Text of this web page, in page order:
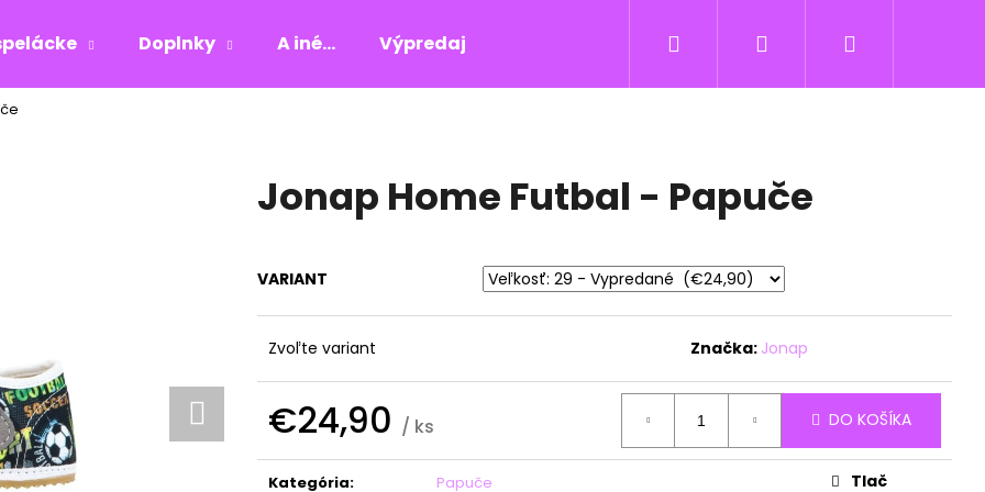
Doplnky A iné... Výpredaj Hľadať Prihlásenie
Jonap Home Futbal - Papuče
VARIANT
Zvoľte variant Značka: Jonap
€24,90 / ks
cena:
DO KOŠÍKA
Kategória:
Papuče
Tlač
Čo potrebujete nájsť?
HĽADAŤ